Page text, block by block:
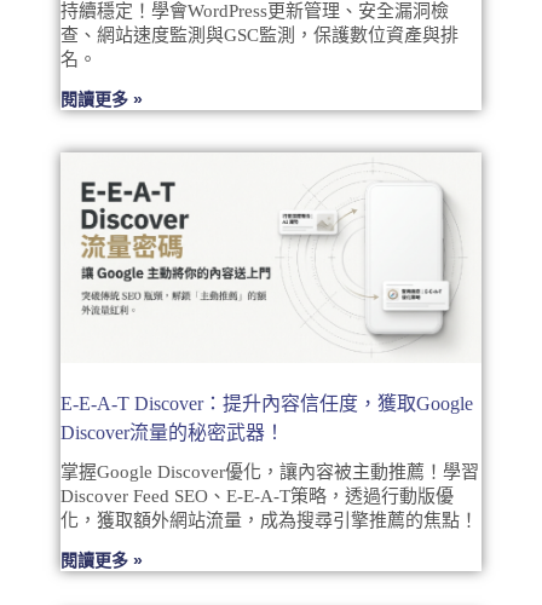
持續穩定！學會WordPress更新管理、安全漏洞檢
查、網站速度監測與GSC監測，保護數位資產與排
名。
閱讀更多 »
E-E-A-T Discover：提升內容信任度，獲取Google
Discover流量的秘密武器！
掌握Google Discover優化，讓內容被主動推薦！學習
Discover Feed SEO、E-E-A-T策略，透過行動版優
化，獲取額外網站流量，成為搜尋引擎推薦的焦點！
閱讀更多 »